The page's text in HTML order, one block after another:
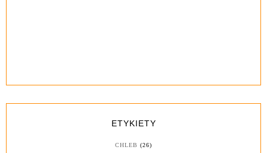
ETYKIETY
CHLEB (26)